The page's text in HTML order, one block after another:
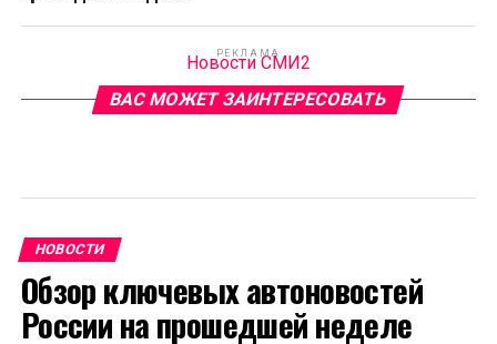
РЕКЛАМА
Новости СМИ2
ВАС МОЖЕТ ЗАИНТЕРЕСОВАТЬ
НОВОСТИ
Обзор ключевых автоновостей
России на прошедшей неделе